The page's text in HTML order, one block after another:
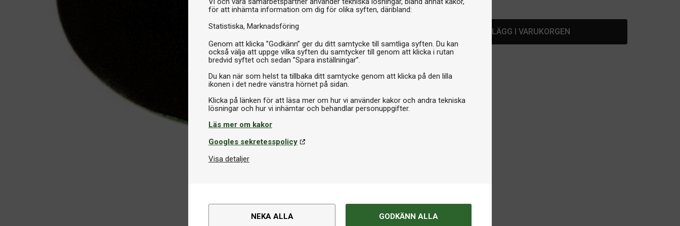
för att inhämta information om dig för olika syften, däribland:
Statistiska Marknadsföring
Genom att klicka ”Godkänn” ger du ditt samtycke till samtliga syften. Du kan
också välja att uppge vilka syften du samtycker till genom att klicka i rutan
bredvid syftet och sedan ”Spara inställningar”.
Du kan när som helst ta tillbaka ditt samtycke genom att klicka på den lilla
ikonen i det nedre vänstra hörnet på sidan.
Klicka på länken för att läsa mer om hur vi använder kakor och andra tekniska
Läs mer om kakor
Googles sekretesspolicy
Visa detaljer
NEKA ALLA GODKÄNN ALLA
LÄGG I VARUKORGEN